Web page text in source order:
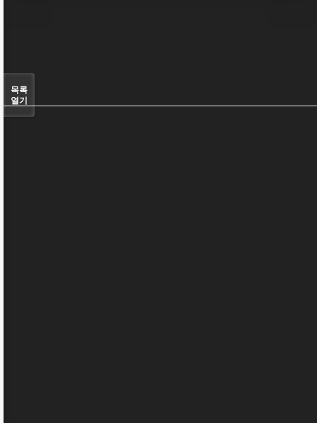
목록
열기